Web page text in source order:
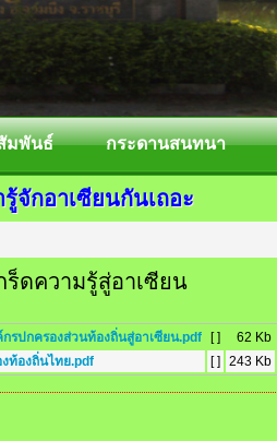
มพันธ์ กระดานสนทนา
รู้จักอาเซียนกันเถอะ
ร็ดความรู้สู่อาเซียน
ปกครองส่วนท้องถิ่นสู่อาเซียน.pdf [ ]
62 Kb
ท้องถิ่นไทย.pdf
[ ] 243 Kb